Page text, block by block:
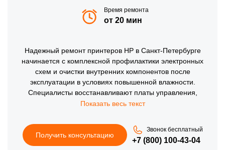
Время ремонта
от 20 мин
Надежный ремонт принтеров HP в Санкт-Петербурге
начинается с комплексной профилактики электронных
схем и очистки внутренних компонентов после
эксплуатации в условиях повышенной влажности.
Специалисты восстанавливают платы управления,
обслуживают термозакрепляющие узлы и настраивают
обрабатываются для повышения стабильности работы.
Итоговая проверка программных параметров и режимов
печати подтверждает исправность принтера Эйч-Пи.
Получить консультацию
Звонок бесплатный
+7 (800) 100-43-04